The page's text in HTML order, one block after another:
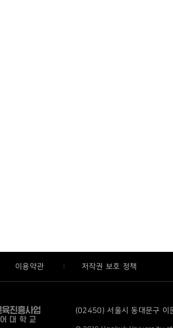
이용약관 저작권 보호 정책
(02450) 서울시 동대문구